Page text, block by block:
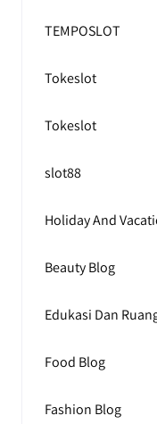
TEMPOSLOT
Tokeslot
Tokeslot
slot88
Holiday And
Beauty Blog
Edukasi Dan
Food Blog
Fashion Blog